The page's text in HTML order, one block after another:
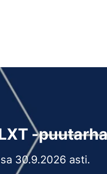
-
30.9.2026 asti.